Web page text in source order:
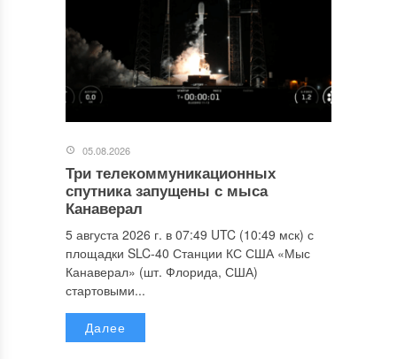
05.08.2026
Три телекоммуникационных
спутника запущены с мыса
Канаверал
5 августа 2026 г. в 07:49 UTC (10:49 мск) с
площадки SLC-40 Станции КС США «Мыс
Канаверал» (шт. Флорида, США)
стартовыми...
Далее